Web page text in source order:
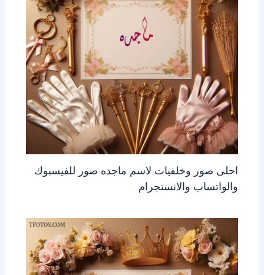
احلى صور وخلفيات لاسم ماجده صور للفيسبوك
والواتساب والانستجرام